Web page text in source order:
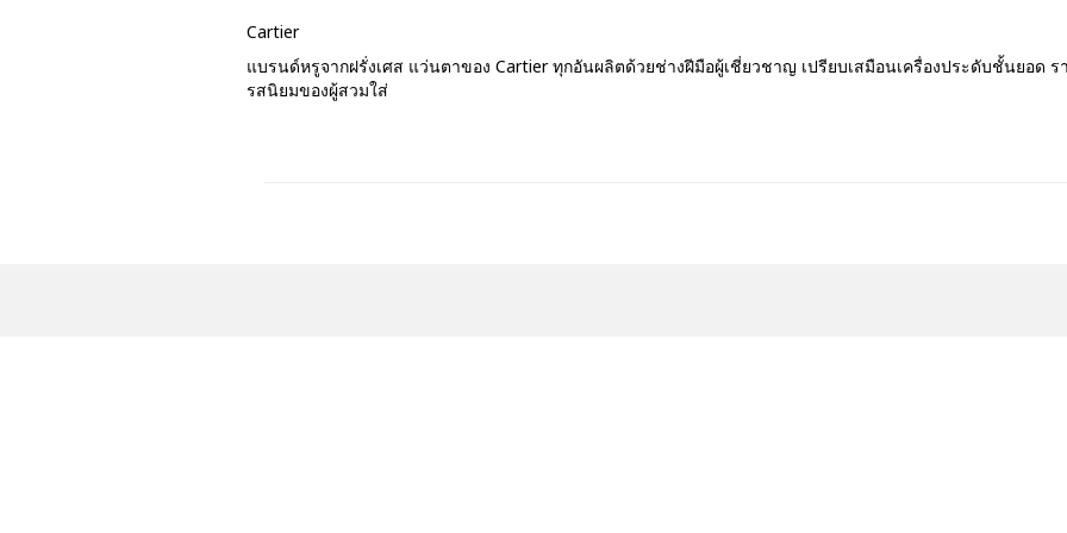
Cartier
แบรนด์หรูจากฝรั่งเศส แว่นตาของ Cartier ทุกอันผลิตด้วยช่างฝีมือผู้เชี่ยวชาญ เปรียบเสมือนเครื่องประดับชั้นยอด
รสนิยมของผู้สวมใส่